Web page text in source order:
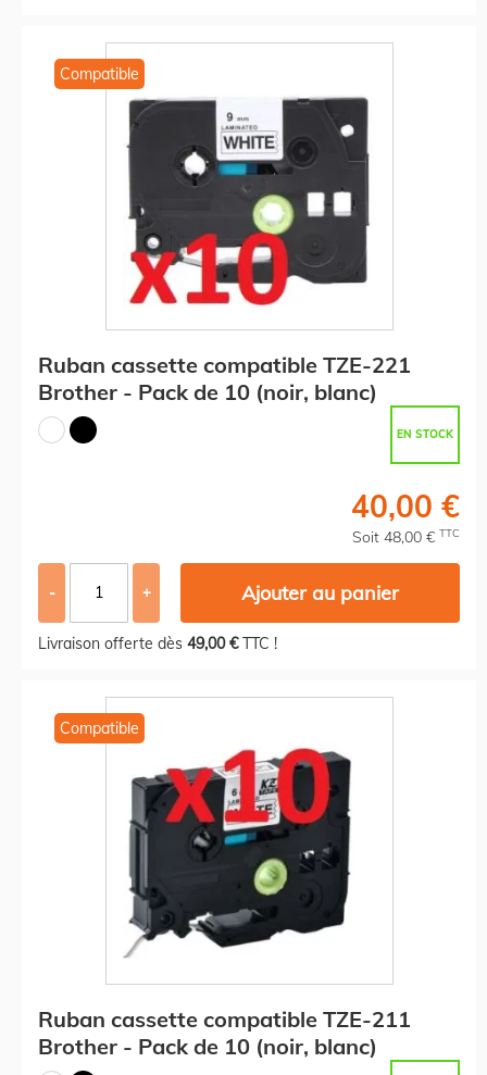
Compatible
Ruban cassette compatible TZE-221
Brother - Pack de 10 (noir, blanc)
EN STOCK
40,00 €
Soit 48,00 € TTC
- + Ajouter au panier
Livraison offerte dès 49,00 €TTC !
Compatible
Ruban cassette compatible TZE-211
Brother - Pack de 10 (noir, blanc)